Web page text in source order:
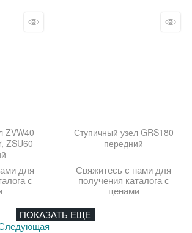
ZVW40
для
с
Ступичный узел GRS180
передний
Свяжитесь с нами для
получения каталога с
ценами
ПОКАЗАТЬ ЕЩЕ